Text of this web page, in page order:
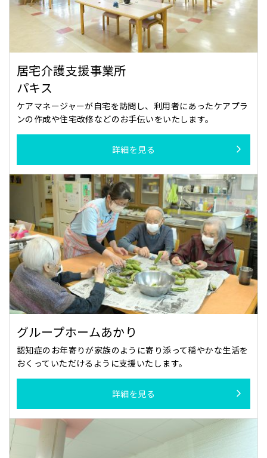
居宅介護支援事業所
パキス
ケアマネージャーが自宅を訪問し、利用者にあったケアプラ
ンの作成や住宅改修などのお手伝いをいたします。
詳細を見る
グループホームあかり
認知症のお年寄りが家族のように寄り添って穏やかな生活を
おくっていただけるように支援いたします。
詳細を見る